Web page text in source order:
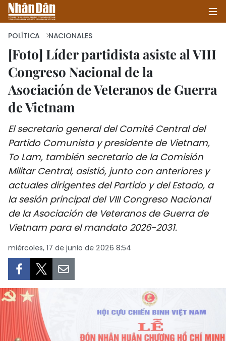
INICIO
POLÍTICA
SOCIEDAD
SALUD - MEDIO AMBIENTE
CULTURA - ENTRETENIMIENTO
INTERNACIONAL
HISTORIAS MULTIMEDIA
FOTOGRAFÍA
POLÍTICA NACIONALES
[Foto] Líder partidista asiste al VIII
Congreso Nacional de la
Asociación de Veteranos de Guerra
de Vietnam
El secretario general del Comité Central del
Partido Comunista y presidente de Vietnam,
To Lam, también secretario de la Comisión
Militar Central, asistió, junto con anteriores y
actuales dirigentes del Partido y del Estado, a
la sesión principal del VIII Congreso Nacional
de la Asociación de Veteranos de Guerra de
Vietnam para el mandato 2026-2031.
miércoles, 17 de junio de 2026 8:54